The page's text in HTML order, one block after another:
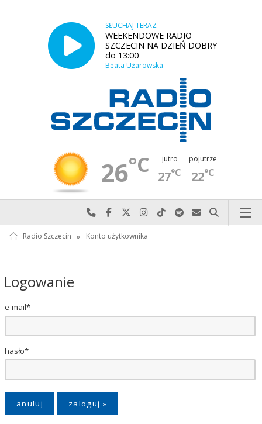
SŁUCHAJ TERAZ
WEEKENDOWE RADIO
SZCZECIN NA DZIEŃ DOBRY
do 13:00
Beata Użarowska
26°C jutro
27°C
pojutrze
22°C
Najlepiej po prostu do nas zadzwoń
Odwiedź nas na Facebook-u
Odwiedź nas na X
Odwiedź nas na Instagram-ie
Odwiedź nas na TikTok-u
Szukaj nas na Spotify
Wyślij do nas
Szukaj
Radio Szczecin » Konto użytkownika
Logowanie
e-mail*
hasło*
anuluj